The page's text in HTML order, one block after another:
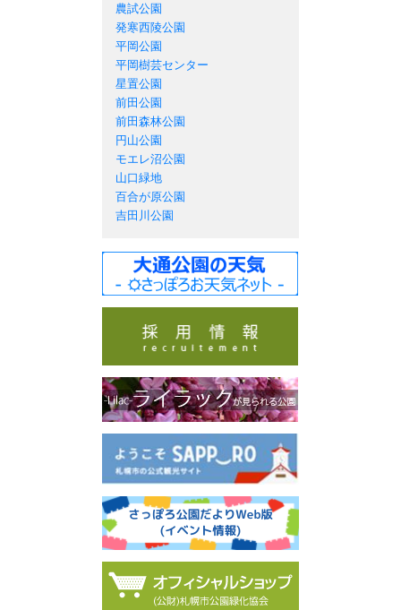
農試公園
発寒西陵公園
平岡公園
平岡樹芸センター
星置公園
前田公園
前田森林公園
円山公園
モエレ沼公園
山口緑地
百合が原公園
吉田川公園